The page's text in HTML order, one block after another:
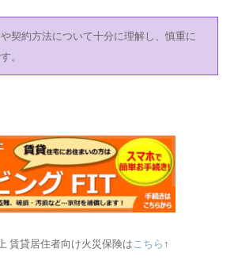
契約方法について十分に理解し、慎重に
。
賃貸居住者向け火災保険はこちら ↑